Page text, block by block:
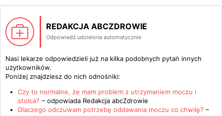
REDAKCJA ABCZDROWIE
Odpowiedź udzielona automatycznie
Nasi lekarze odpowiedzieli już na kilka podobnych pytań innych
użytkowników.
Poniżej znajdziesz do nich odnośniki:
Czy to normalne, że mam problem z utrzymaniem moczu i
stolca? – odpowiada Redakcja abcZdrowie
Dlaczego odczuwam potrzebę oddawania moczu co chwilę? –